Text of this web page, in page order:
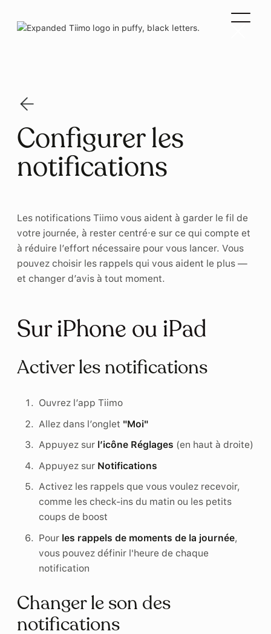
Configurer les
notifications
Les notifications Tiimo vous aident à garder le fil de
votre journée, à rester centré·e sur ce qui compte et
à réduire l’effort nécessaire pour vous lancer. Vous
pouvez choisir les rappels qui vous aident le plus —
et changer d’avis à tout moment.
Sur iPhone ou iPad
Activer les notifications
Ouvrez l’app Tiimo
Allez dans l’onglet "Moi"
Appuyez sur l’icône Réglages (en haut à droite)
Appuyez sur Notifications
Activez les rappels que vous voulez recevoir,
comme les check-ins du matin ou les petits
coups de boost
Pour les rappels de moments de la journée,
vous pouvez définir l'heure de chaque
notification
Changer le son des
notifications